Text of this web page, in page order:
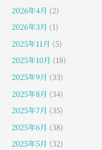
2026年4月 (2)
2026年3月 (1)
2025年11月 (5)
2025年10月 (18)
2025年9月 (33)
2025年8月 (34)
2025年7月 (35)
2025年6月 (38)
2025年5月 (32)